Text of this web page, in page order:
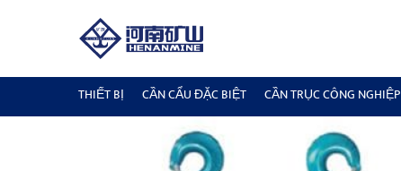
THIẾT BỊ
CẦN CẨU ĐẶC BIỆT CẦN TRỤC CÔNG NGHIỆP